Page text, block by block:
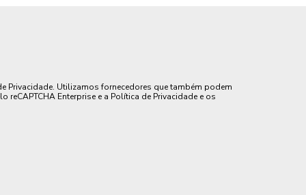
Privacidade. Utilizamos fornecedores que também podem
Enterprise e a Política de Privacidade e os